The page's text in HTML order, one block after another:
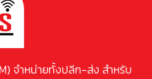
จำหน่ายทั้งปลีก-ส่ง สำหรับ